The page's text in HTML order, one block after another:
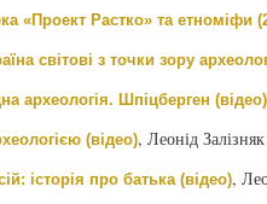
«Проект Растко» та етноміфи
світові з точки зору
археологія. Шпіцберген (відео)
(відео), Леонід Залізняк
історія про батька (відео),